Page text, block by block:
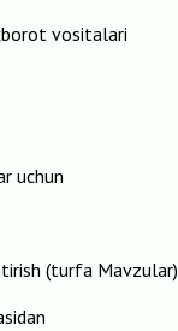
vositalari
uchun
(turfa Mavzular)